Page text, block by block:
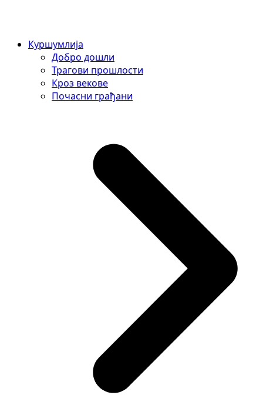
Куршумлија
Добро дошли
Трагови прошлости
Кроз векове
Почасни грађани